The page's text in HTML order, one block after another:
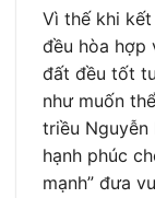
Vì thế khi
đều hòa hợp
đất đều tốt
như muốn
triều Nguyễn
hạnh phúc
mạnh” đưa